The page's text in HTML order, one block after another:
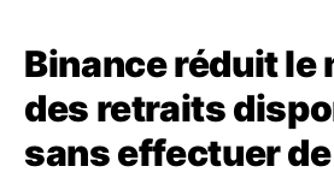
Binance réduit le
des retraits
sans effectuer de